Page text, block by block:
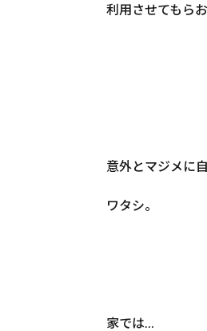
利用させてもら
意外とマジメに
ワタシ。
家では…